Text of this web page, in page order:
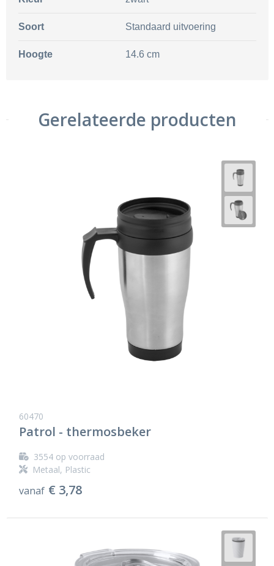
Soort Standaard uitvoering
Hoogte 14.6 cm
Gerelateerde producten
60470
Patrol - thermosbeker
3554op voorraad
Metaal, Plastic
vanaf € 3,78